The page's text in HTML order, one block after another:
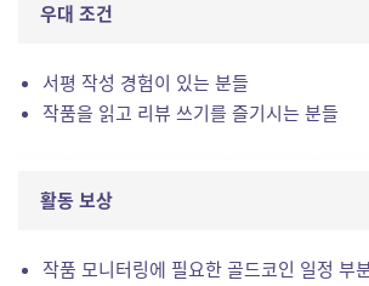
우대 조건
서평 작성 경험이 있는 분들
작품을 읽고 리뷰 쓰기를 즐기시는 분들
활동 보상
작품 모니터링에 필요한 골드코인 일정 부